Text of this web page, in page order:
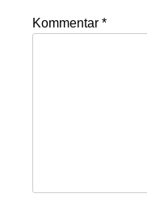
Kommentar*